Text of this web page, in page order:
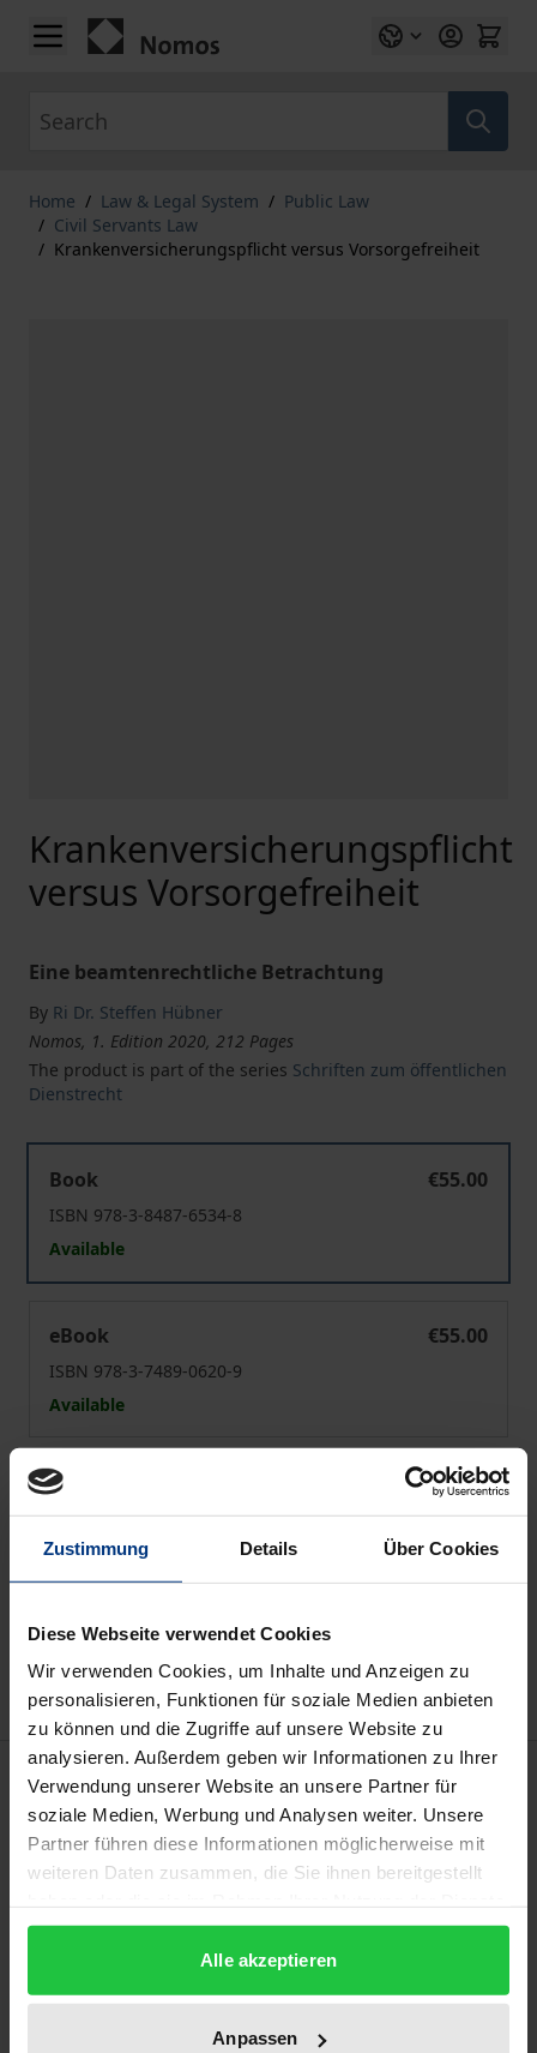
Zustimmung Details Über Cookies
Diese Webseite verwendet Cookies
Wir verwenden Cookies, um Inhalte und Anzeigen zu
personalisieren, Funktionen für soziale Medien anbieten
zu können und die Zugriffe auf unsere Website zu
analysieren. Außerdem geben wir Informationen zu Ihrer
Verwendung unserer Website an unsere Partner für
soziale Medien, Werbung und Analysen weiter. Unsere
Partner führen diese Informationen möglicherweise mit
weiteren Daten zusammen, die Sie ihnen bereitgestellt
gesammelt haben.
Alle akzeptieren
Anpassen
Skip to Content
Home / Law & Legal System / Public Law
/ Civil Servants Law
/ Krankenversicherungspflicht versus Vorsorgefreiheit
Krankenversicherungspflicht
versus Vorsorgefreiheit
Eine beamtenrechtliche Betrachtung
By Ri Dr. Steffen Hübner
Nomos, 1. Edition 2020, 212 Pages
The product is part of the series Schriften zum öffentlichen
Dienstrecht
Book
€55.00
ISBN 978-3-8487-6534-8
Available
eBook
€55.00
ISBN 978-3-7489-0620-9
Available
Prices include VAT. Depending on the delivery address, VAT
may vary at checkout.
Add to Cart
Description
So far it has not been clarified whether there is a
constitutional principle of precautionary freedom
Court has left open whether precautionary freedom
is a traditional principle of the professional civil
service in line with the meaning of Art. 33 (5) of the